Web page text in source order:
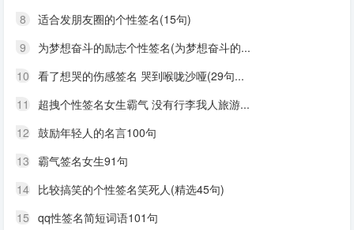
8
适合发朋友圈的个性签名(15句)
9
为梦想奋斗的励志个性签名(为梦想奋斗的...
10 看了想哭的伤感签名 哭到喉咙沙哑(29句...
11
超拽个性签名女生霸气 没有行李我人旅游...
12 鼓励年轻人的名言100句
13 霸气签名女生91句
14 比较搞笑的个性签名笑死人(精选45句)
15 qq性签名简短词语101句